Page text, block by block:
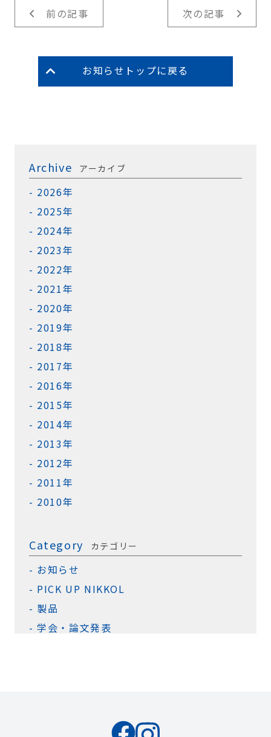
前の記事 次の記事
お知らせトップに戻る
Archive アーカイブ
2026年
2025年
2024年
2023年
2022年
2021年
2020年
2019年
2018年
2017年
2016年
2015年
2014年
2013年
2012年
2011年
2010年
Category カテゴリー
お知らせ
PICK UP NIKKOL
製品
学会・論文発表